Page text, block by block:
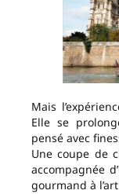
Mais
Elle se
pensé avec
Une coupe de
accompagnée
gourmand à